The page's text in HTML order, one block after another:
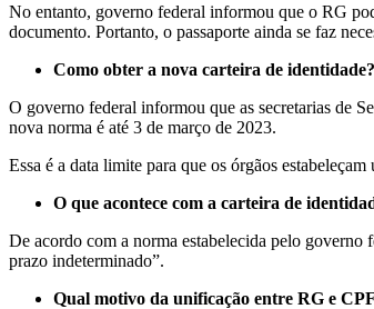
No entanto, governo federal informou que o RG
documento. Portanto, o passaporte ainda se faz
Como obter a nova carteira de identidade?
O governo federal informou que as secretarias de
nova norma é até 3 de março de 2023.
Essa é a data limite para que os órgãos
O que acontece com a carteira de
De acordo com a norma estabelecida pelo governo
prazo indeterminado”.
Qual motivo da unificação entre RG e